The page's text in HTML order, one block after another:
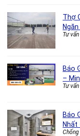
Thợ
Tư
Báo
–
Tư
Báo
Nhất